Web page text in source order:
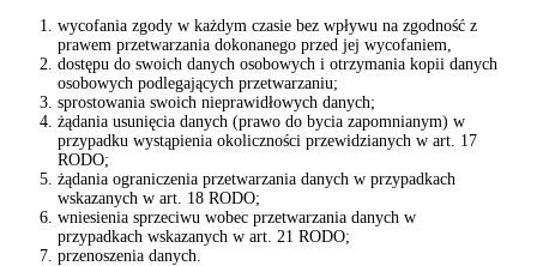
wycofania zgody w każdym czasie bez wpływu na zgodność z
prawem przetwarzania dokonanego przed jej wycofaniem,
dostępu do swoich danych osobowych i otrzymania kopii danych
osobowych podlegających przetwarzaniu;
sprostowania swoich nieprawidłowych danych;
żądania usunięcia danych (prawo do bycia zapomnianym) w
przypadku wystąpienia okoliczności przewidzianych w art. 17
RODO;
żądania ograniczenia przetwarzania danych w przypadkach
wskazanych w art. 18 RODO;
wniesienia sprzeciwu wobec przetwarzania danych w
przypadkach wskazanych w art. 21 RODO;
przenoszenia danych.